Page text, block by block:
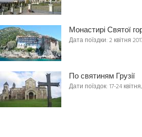
Монастирі Святої
Дата поїздки: 2 квітня
По святиням Грузії
Дати поїздок: 17-24